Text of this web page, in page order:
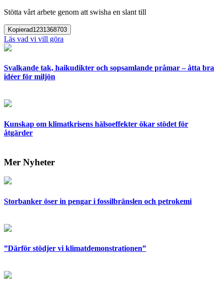
Stötta vårt arbete genom att swisha en slant till
Kopierad1231368703
Läs vad vi vill göra
Svalkande tak, haikudikter och sopsamlande pråmar – åtta bra
idéer för miljön
Kunskap om klimatkrisens hälsoeffekter ökar stödet för
åtgärder
Mer Nyheter
Storbanker öser in pengar i fossilbränslen och petrokemi
”Därför stödjer vi klimatdemonstrationen”